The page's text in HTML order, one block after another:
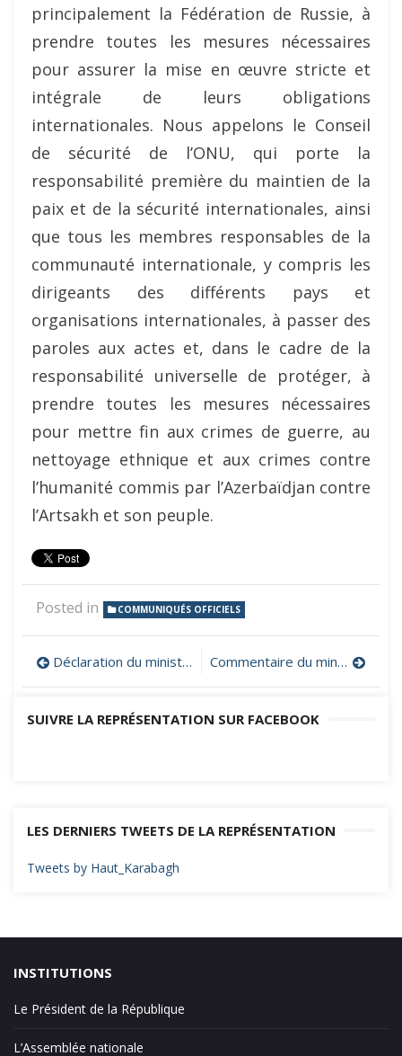
principalement la Fédération de Russie, à
prendre toutes les mesures nécessaires
pour assurer la mise en œuvre stricte et
intégrale de leurs obligations
internationales. Nous appelons le Conseil
de sécurité de l’ONU, qui porte la
responsabilité première du maintien de la
paix et de la sécurité internationales, ainsi
que tous les membres responsables de la
communauté internationale, y compris les
dirigeants des différents pays et
organisations internationales, à passer des
paroles aux actes et, dans le cadre de la
responsabilité universelle de protéger, à
prendre toutes les mesures nécessaires
pour mettre fin aux crimes de guerre, au
nettoyage ethnique et aux crimes contre
l’humanité commis par l’Azerbaïdjan contre
l’Artsakh et son peuple.
Posted in COMMUNIQUÉS OFFICIELS
Navigation
de
l’article
Déclaration du ministère artsakhiote des Affaires étrangères sur le blocage complet du corridor de Latchine par l’Azerbaïdjan en violation des obligations internationales Commentaire du ministère artsakhiote des Affaires étrangères sur l’adoption de la résolution de l’Assemblée parlementaire du Conseil de l’Europe pour « Assurer un accès libre et sûr par le corridor de Latchine »
SUIVRE LA REPRÉSENTATION SUR FACEBOOK
LES DERNIERS TWEETS DE LA REPRÉSENTATION
Tweets by Haut_Karabagh
INSTITUTIONS
Le Président de la République
L’Assemblée nationale